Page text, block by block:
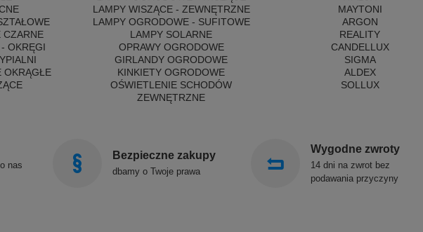
CZARNE
OKRĘGI
OKRĄGŁE
LAMPY WISZĄCE - ZEWNĘTRZNE
LAMPY OGRODOWE - SUFITOWE
LAMPY SOLARNE
OPRAWY OGRODOWE
GIRLANDY OGRODOWE
KINKIETY OGRODOWE
OŚWIETLENIE SCHODÓW
ZEWNĘTRZNE
MAYTONI
ARGON
REALITY
CANDELLUX
SIGMA
ALDEX
SOLLUX
nas
Bezpieczne zakupy
dbamy o Twoje prawa
Wygodne zwroty
14 dni na zwrot bez
podawania przyczyny